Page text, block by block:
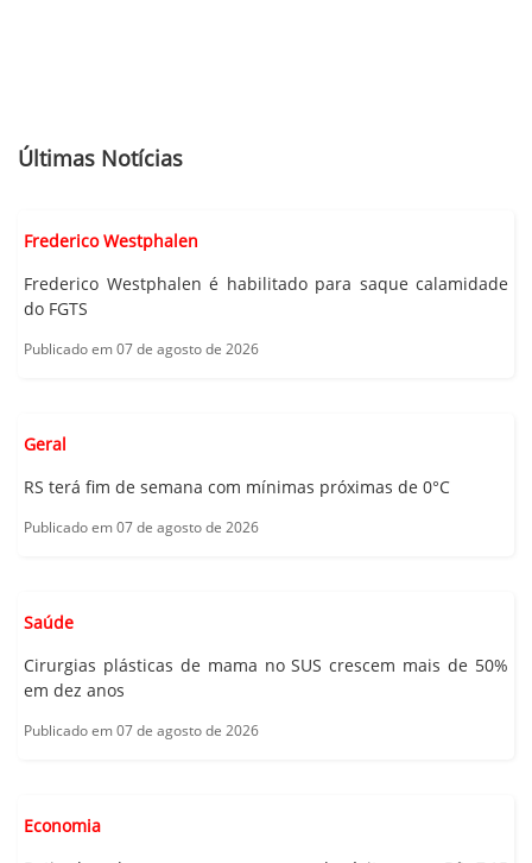
Últimas Notícias
Frederico Westphalen
Frederico Westphalen é habilitado para saque calamidade
do FGTS
Publicado em 07 de agosto de 2026
Geral
RS terá fim de semana com mínimas próximas de 0°C
Publicado em 07 de agosto de 2026
Saúde
Cirurgias plásticas de mama no SUS crescem mais de 50%
em dez anos
Publicado em 07 de agosto de 2026
Economia